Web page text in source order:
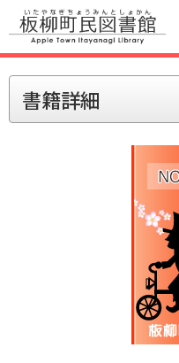
書籍詳細